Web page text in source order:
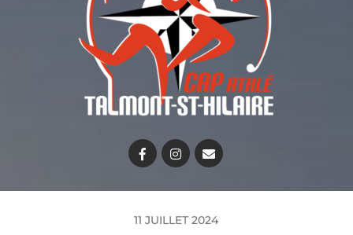
11 JUILLET 2024